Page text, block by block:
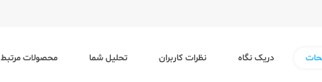
دریک نگاه نظرات کاربران تحلیل شما محصولات مرتبط